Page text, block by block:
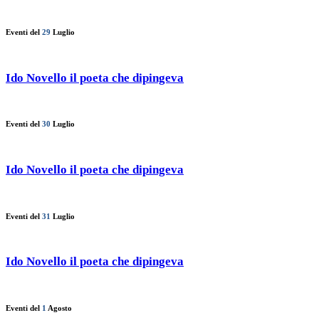
Eventi del 29 Luglio
Ido Novello il poeta che dipingeva
Eventi del 30 Luglio
Ido Novello il poeta che dipingeva
Eventi del 31 Luglio
Ido Novello il poeta che dipingeva
Eventi del 1 Agosto